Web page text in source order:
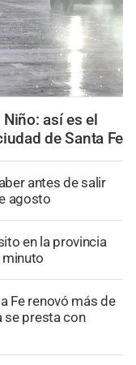
así es el
de Santa Fe
antes de salir
agosto
en la provincia
minuto
Fe renovó más de
se presta con